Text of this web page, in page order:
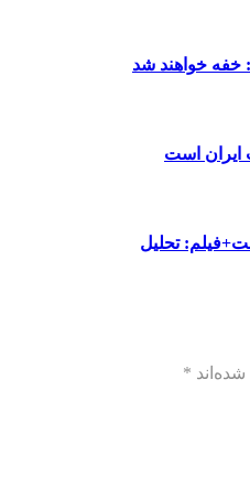
خفه خواهند شد
ایران است
تحلیل
*